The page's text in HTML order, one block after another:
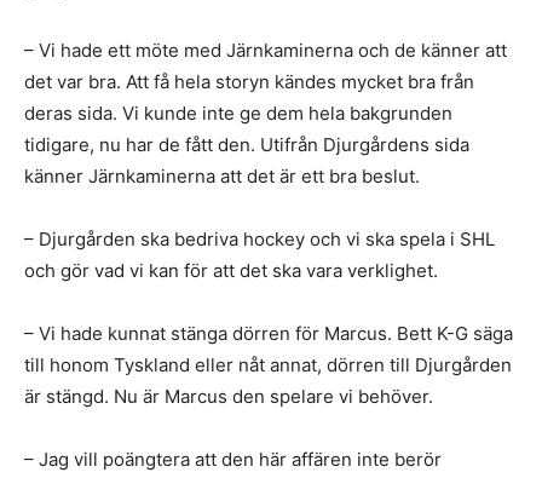
– Vi hade ett möte med Järnkaminerna och de känner att
det var bra. Att få hela storyn kändes mycket bra från
deras sida. Vi kunde inte ge dem hela bakgrunden
tidigare, nu har de fått den. Utifrån Djurgårdens sida
känner Järnkaminerna att det är ett bra beslut.
– Djurgården ska bedriva hockey och vi ska spela i SHL
och gör vad vi kan för att det ska vara verklighet.
– Vi hade kunnat stänga dörren för Marcus. Bett K-G säga
till honom Tyskland eller nåt annat, dörren till Djurgården
är stängd. Nu är Marcus den spelare vi behöver.
– Jag vill poängtera att den här affären inte berör